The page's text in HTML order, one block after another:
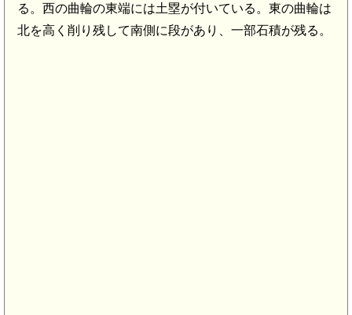
る。西の曲輪の東端には土塁が付いている。東の曲輪は
北を高く削り残して南側に段があり、一部石積が残る。